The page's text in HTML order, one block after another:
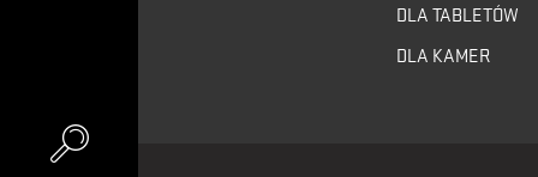
DLA TABLETÓW
DLA KAMER